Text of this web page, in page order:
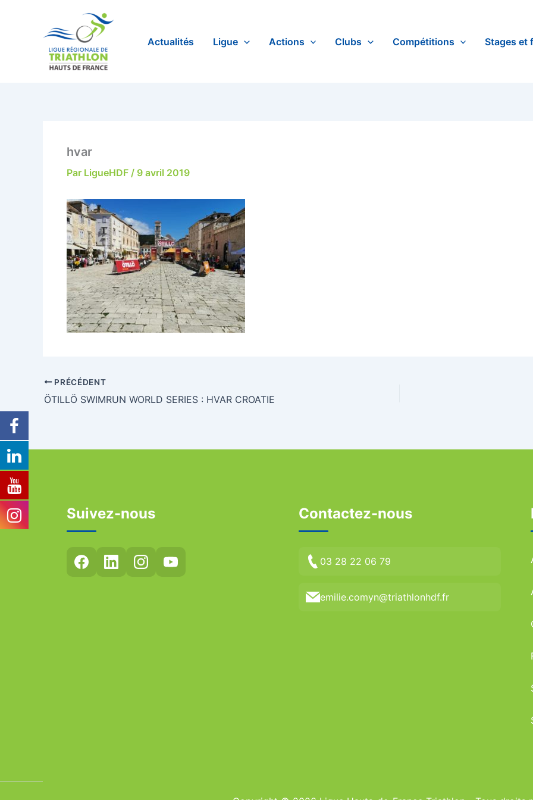
Actualités Ligue Actions Clubs Compétitions Stages et
hvar
Par LigueHDF / 9 avril 2019
PRÉCÉDENT
ÖTILLÖ SWIMRUN WORLD SERIES : HVAR CROATIE
Suivez-nous Contactez-nous
03 28 22 06 79
emilie.comyn@triathlonhdf.fr